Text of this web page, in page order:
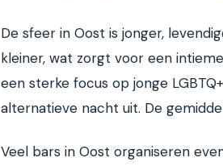
De sfeer in Oost is jonger,
kleiner, wat zorgt voor een
een sterke focus op jonge
alternatieve nacht uit. De
Veel bars in Oost organiseren